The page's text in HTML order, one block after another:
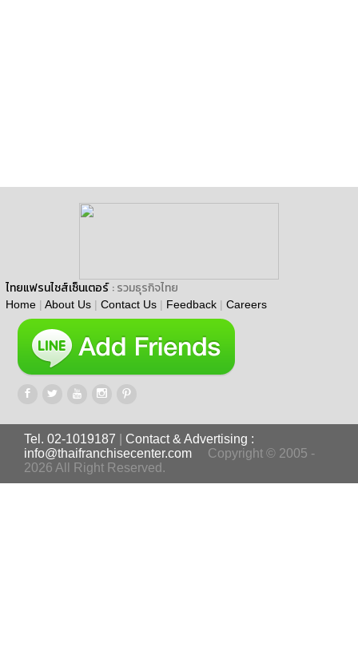
ไทยแฟรนไชส์เซ็นเตอร์ : รวมธุรกิจไทย
Home | About Us | Contact Us | Feedback | Careers
Tel. 02-1019187
Contact & Advertising :
info@thaifranchisecenter.com
Copyright © 2005 -
2026 All Right Reserved.